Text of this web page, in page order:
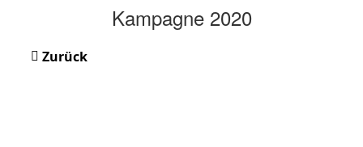
Kampagne 2020
Zurück